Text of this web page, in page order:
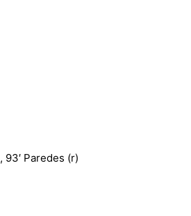
93′ Paredes (r)